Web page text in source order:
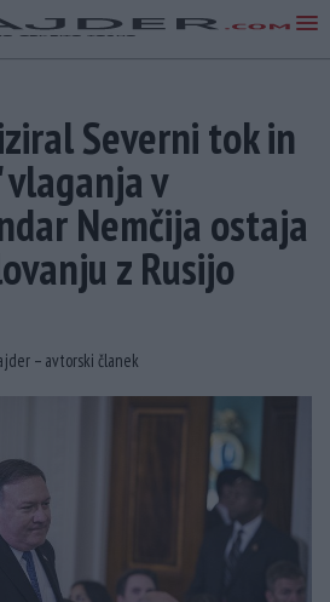
Severni tok in
v
Nemčija ostaja
z Rusijo
– avtorski članek